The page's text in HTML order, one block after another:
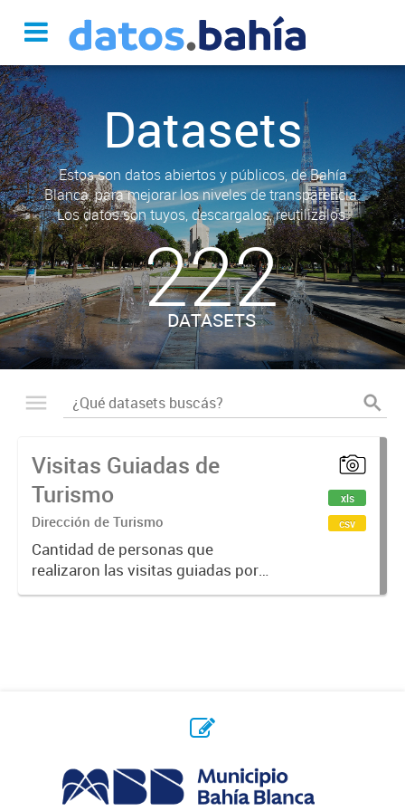
Datasets
Estos son datos abiertos y públicos, de Bahía
Blanca, para mejorar los niveles de transparencia.
Los datos son tuyos, descargalos, reutilizalos.
222
DATASETS
Visitas Guiadas de
Turismo
Dirección de Turismo
Cantidad de personas que
realizaron las visitas guiadas por
mes y año.
xls
csv